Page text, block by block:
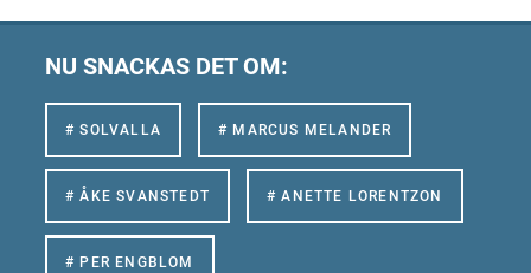
NU SNACKAS DET OM:
# SOLVALLA # MARCUS MELANDER
# ÅKE SVANSTEDT # ANETTE LORENTZON
# PER ENGBLOM